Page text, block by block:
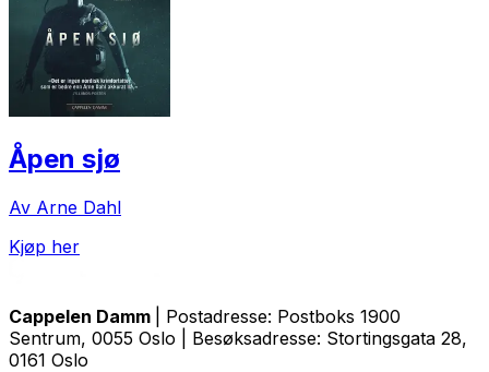
Åpen sjø
Av Arne Dahl
Kjøp her
Cappelen Damm
| Postadresse: Postboks 1900
Sentrum, 0055 Oslo | Besøksadresse: Stortingsgata 28,
0161 Oslo